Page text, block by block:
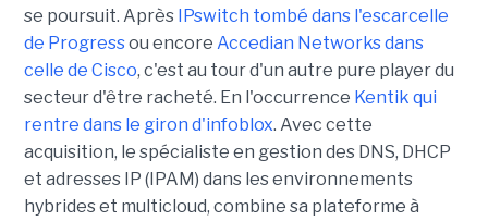
se poursuit. Après IPswitch tombé dans l'escarcelle
de Progressou encore Accedian Networks dans
celle de Cisco, c'est au tour d'un autre pure player du
secteur d'être racheté. En l'occurrence Kentik qui
rentre dans le giron d'infoblox. Avec cette
acquisition, le spécialiste en gestion des DNS, DHCP
et adresses IP (IPAM) dans les environnements
hybrides et multicloud, combine sa plateforme à